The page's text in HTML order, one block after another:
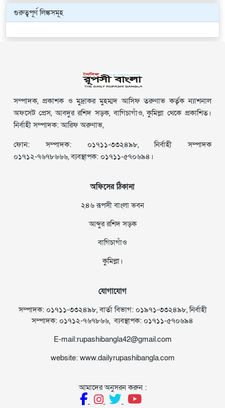
গুরুত্বপূর্ণ লিঙ্কসমূহ
সম্পাদক, প্রকাশক ও মুদ্রাকর মুহম্মদ আসিফ তরুণাভ কর্তৃক ন্যাশনাল
অফসেট প্রেস, আবদুর রশিদ সড়ক, বাগিচাগাঁও, কুমিল্লা থেকে প্রকাশিত।
নির্বাহী সম্পাদক: আরিফ অরুণাভ,
ফোন: সম্পাদক: ০১৭১১-৩৩২৪৯৮, নির্বাহী সম্পাদক
০১৭১২-৭৬৭৮৬৬৬, ব্যবস্থাপক: ০১৭১১-৫৭০৬৯৪।
অফিসের ঠিকানা
২৪৬ রূপসী বাংলা ভবন
আব্দুর রশিদ সড়ক
বাগিচাগাঁও
কুমিল্লা।
যোগাযোগ
সম্পাদক: ০১৭১১-৩৩২৪৯৮, বার্তা বিভাগ: ০১৯৭১-৩৩২৪৯৮, নির্বাহী
সম্পাদক: ০১৭১২-৭৬৭৮৬৬, ব্যবস্থাপক: ০১৭১১-৫৭০৬৯৪
E-mail:rupashibangla42@gmail.com
website: www.dailyrupashibangla.com
আমাদের অনুসরন করুন :